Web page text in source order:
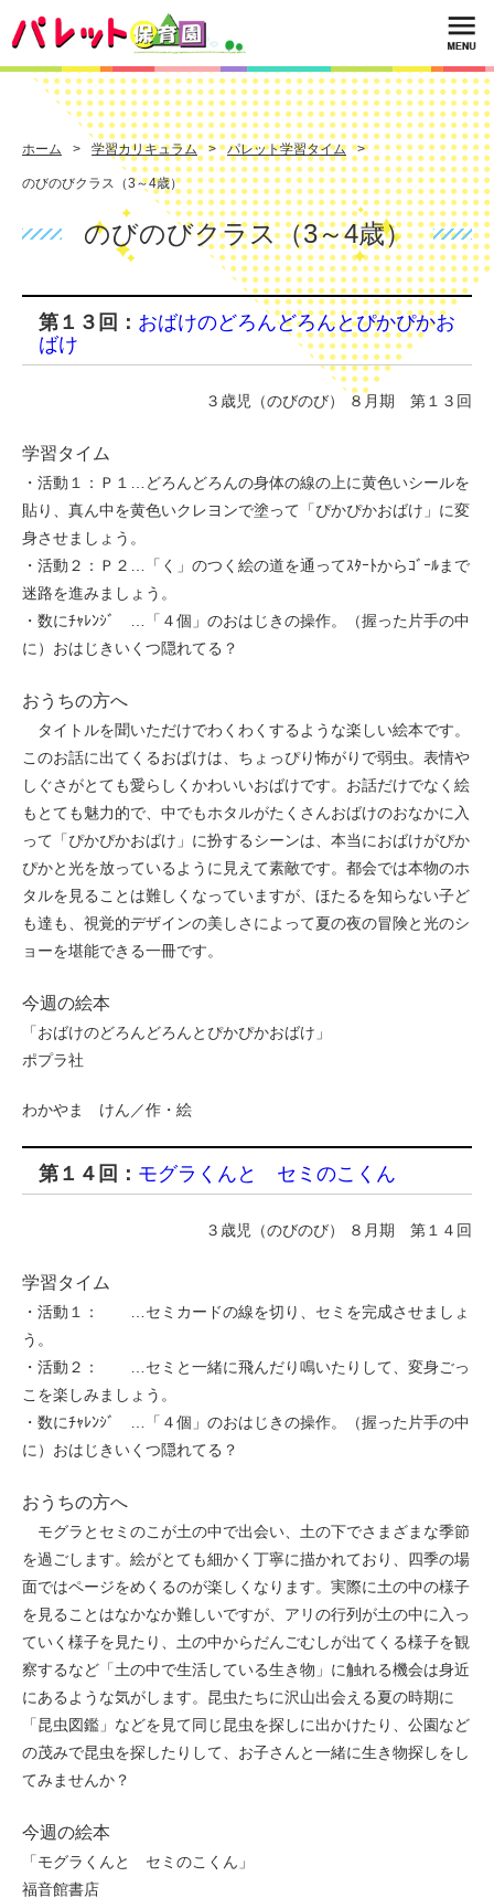
ホーム 学習カリキュラム パレット学習タイム
のびのびクラス（3～4歳）
のびのびクラス（3～4歳）
第１３回： おばけのどろんどろんとぴかぴかお
ばけ
３歳児（のびのび） ８月期 第１３回
学習タイム
・活動１：Ｐ１…どろんどろんの身体の線の上に黄色いシールを
貼り、真ん中を黄色いクレヨンで塗って「ぴかぴかおばけ」に変
身させましょう。
・活動２：Ｐ２…「く」のつく絵の道を通ってｽﾀｰﾄからｺﾞｰﾙまで
迷路を進みましょう。
・数にﾁｬﾚﾝｼﾞ …「４個」のおはじきの操作。（握った片手の中
に）おはじきいくつ隠れてる？
おうちの方へ
タイトルを聞いただけでわくわくするような楽しい絵本です。
このお話に出てくるおばけは、ちょっぴり怖がりで弱虫。表情や
しぐさがとても愛らしくかわいいおばけです。お話だけでなく絵
もとても魅力的で、中でもホタルがたくさんおばけのおなかに入
って「ぴかぴかおばけ」に扮するシーンは、本当におばけがぴか
ぴかと光を放っているように見えて素敵です。都会では本物のホ
タルを見ることは難しくなっていますが、ほたるを知らない子ど
も達も、視覚的デザインの美しさによって夏の夜の冒険と光のシ
ョーを堪能できる一冊です。
今週の絵本
「おばけのどろんどろんとぴかぴかおばけ」
ポプラ社
わかやま けん／作・絵
第１４回： モグラくんと セミのこくん
３歳児（のびのび） ８月期 第１４回
学習タイム
・活動１： …セミカードの線を切り、セミを完成させましょ
う。
・活動２： …セミと一緒に飛んだり鳴いたりして、変身ごっ
こを楽しみましょう。
・数にﾁｬﾚﾝｼﾞ …「４個」のおはじきの操作。（握った片手の中
に）おはじきいくつ隠れてる？
おうちの方へ
モグラとセミのこが土の中で出会い、土の下でさまざまな季節
を過ごします。絵がとても細かく丁寧に描かれており、四季の場
面ではページをめくるのが楽しくなります。実際に土の中の様子
を見ることはなかなか難しいですが、アリの行列が土の中に入っ
ていく様子を見たり、土の中からだんごむしが出てくる様子を観
察するなど「土の中で生活している生き物」に触れる機会は身近
にあるような気がします。昆虫たちに沢山出会える夏の時期に
「昆虫図鑑」などを見て同じ昆虫を探しに出かけたり、公園など
の茂みで昆虫を探したりして、お子さんと一緒に生き物探しをし
てみませんか？
今週の絵本
「モグラくんと セミのこくん」
福音館書店